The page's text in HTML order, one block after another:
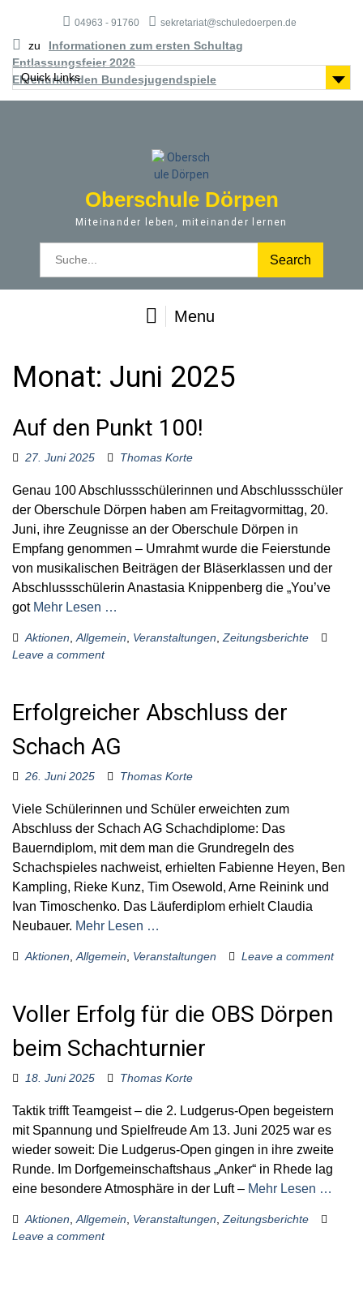
04963 - 91760 sekretariat@schuledoerpen.de
zu
Informationen zum ersten Schultag
Entlassungsfeier 2026
Ehrenurkunden Bundesjugendspiele
Quick Links
Oberschule Dörpen
Miteinander leben, miteinander lernen
o
r
Menu
Monat: Juni 2025
Auf den Punkt 100!
27. Juni 2025 Thomas Korte
Genau 100 Abschlussschülerinnen und Abschlussschüler
der Oberschule Dörpen haben am Freitagvormittag, 20.
Juni, ihre Zeugnisse an der Oberschule Dörpen in
Empfang genommen – Umrahmt wurde die Feierstunde
von musikalischen Beiträgen der Bläserklassen und der
Abschlussschülerin Anastasia Knippenberg die „You’ve
got Mehr Lesen …
Aktionen Allgemein Veranstaltungen Zeitungsberichte
Leave a comment
Erfolgreicher Abschluss der
Schach AG
26. Juni 2025 Thomas Korte
Viele Schülerinnen und Schüler erweichten zum
Abschluss der Schach AG Schachdiplome: Das
Bauerndiplom, mit dem man die Grundregeln des
Schachspieles nachweist, erhielten Fabienne Heyen, Ben
Kampling, Rieke Kunz, Tim Osewold, Arne Reinink und
Ivan Timoschenko. Das Läuferdiplom erhielt Claudia
Neubauer. Mehr Lesen …
Aktionen Allgemein Veranstaltungen Leave a comment
Voller Erfolg für die OBS Dörpen
beim Schachturnier
18. Juni 2025 Thomas Korte
Taktik trifft Teamgeist – die 2. Ludgerus-Open begeistern
mit Spannung und Spielfreude Am 13. Juni 2025 war es
wieder soweit: Die Ludgerus-Open gingen in ihre zweite
Runde. Im Dorfgemeinschaftshaus „Anker“ in Rhede lag
eine besondere Atmosphäre in der Luft – Mehr Lesen …
Aktionen Allgemein Veranstaltungen Zeitungsberichte
Leave a comment